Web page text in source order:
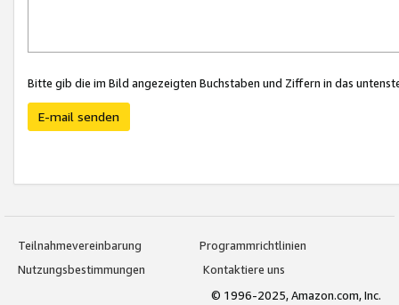
Bitte gib die im Bild angezeigten Buchstaben und Ziffern in das
E-mail senden
Teilnahmevereinbarung
Programmrichtlinien
Nutzungsbestimmungen
Kontaktiere uns
© 1996-2025, Amazon.com, Inc.